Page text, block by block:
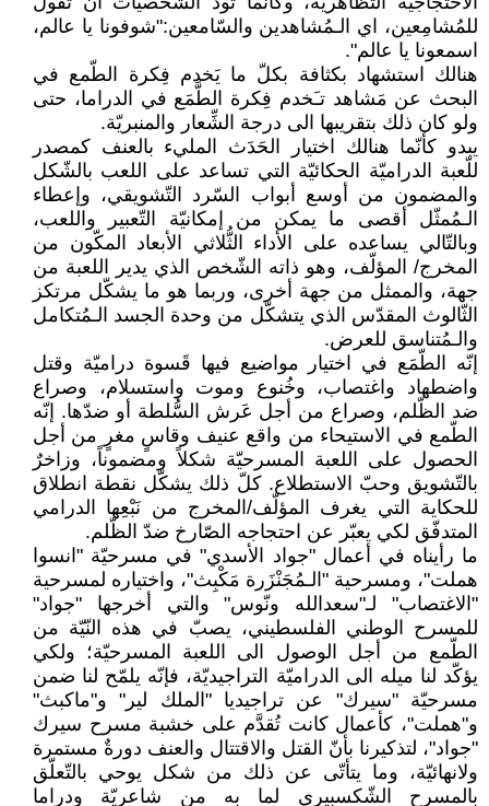
للمُشامِعين، اي الـمُشاهدين والسّامعين:"شوفونا يا عالم،
اسمعونا يا عالم".
هنالك استشهاد بكثافة بكلّ ما يَخدم فِكرة الطّمع في
البحث عن مَشاهد تـَخدم فِكرة الطَّمَع في الدراما، حتى
ولو كان ذلك بتقريبها الى درجة الشِّعار والمنبريّة.
يبدو كأنّما هنالك اختيار الحَدَث المليء بالعنف كمصدر
للّعبة الدراميّة الحكائيّة التي تساعد على اللعب بالشّكل
والمضمون من أوسع أبواب السّرد التّشويقي، وإعطاء
الـمُمثّل أقصى ما يمكن من إمكانيّة التّعبير واللعب،
وبالتّالي يساعده على الأداء الثُّلاثي الأبعاد المكّون من
المخرج/ المؤلّف، وهو ذاته الشّخص الذي يدير اللعبة من
جهة، والممثل من جهة أخرى، وربما هو ما يشكّل مرتكز
الثّالوث المقدّس الذي يتشكّل من وحدة الجسد الـمُتكامل
والـمُتناسق للعرض.
إنّه الطّمَع في اختيار مواضيع فيها قَسوة دراميّة وقتل
واضطهاد واغتصاب، وخُنوع وموت واستسلام، وصراع
ضد الظّلم، وصراع من أجل عَرش السُّلطة أو ضدّها. إنّه
الطّمع في الاستيحاء من واقع عنيف وقاسٍ مغرٍ من أجل
الحصول على اللعبة المسرحيّة شكلاً ومضموناً، وزاخرٌ
بالتّشويق وحبّ الاستطلاع. كلّ ذلك يشكّل نقطة انطلاق
للحكاية التي يغرف المؤلّف/المخرج من نَبْعِها الدرامي
المتدفّق لكي يعبّر عن احتجاجه الصّارخ ضدّ الظّلم.
ما رأيناه في أعمال "جواد الأسدي" في مسرحيّة "انسوا
هملت"، ومسرحية "الـمُجَنْزَرة مَكْبِث"، واختياره لمسرحية
"الاغتصاب" لـ"سعدالله ونّوس" والتي أخرجها "جواد"
للمسرح الوطني الفلسطيني، يصبّ في هذه النّيّة من
الطّمع من أجل الوصول الى اللعبة المسرحيّة؛ ولكي
يؤكّد لنا ميله الى الدراميّة التراجيديّة، فإنّه يلمّح لنا ضمن
مسرحيّة "سيرك" عن تراجيديا "الملك لير" و"ماكبث"
و"هملت"، كأعمال كانت تُقدَّم على خشبة مسرح سيرك
"جواد"، لتذكيرنا بأنّ القتل والاقتتال والعنف دورةٌ مستمرة
ولانهائيّة، وما يتأتّى عن ذلك من شكل يوحي بالتّعلّق
بالمسرح الشّكسبيري لما به من شاعريّة ودراما